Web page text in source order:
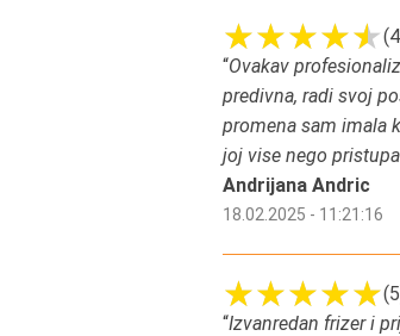
“Ovakav
predivna, radi svoj
promena sam imala
joj vise nego
Andrijana Andric
18.02.2025 - 11:21:16
“Izvanredan frizer i